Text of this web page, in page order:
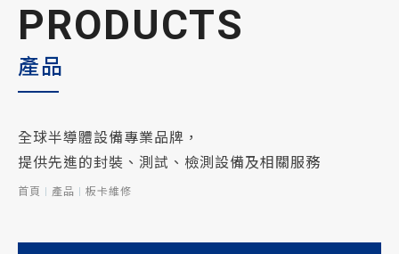
PRODUCTS
產品
全球半導體設備專業品牌，
提供先進的封裝、測試、檢測設備及相關服務
首頁 產品 板卡維修